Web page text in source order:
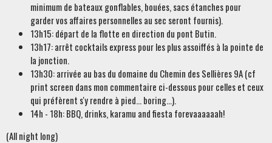
minimum de bateaux gonflables, bouées, sacs étanches pour
garder vos affaires personnelles au sec seront fournis).
13h15: départ de la flotte en direction du pont Butin.
13h17: arrêt cocktails express pour les plus assoiffés à la pointe de
la jonction.
13h30: arrivée au bas du domaine du Chemin des Sellières 9A (cf
print screen dans mon commentaire ci-dessous pour celles et ceux
qui préfèrent s'y rendre à pied... boring...).
14h - 18h: BBQ, drinks, karamu and fiesta forevaaaaaah!
(All night long)